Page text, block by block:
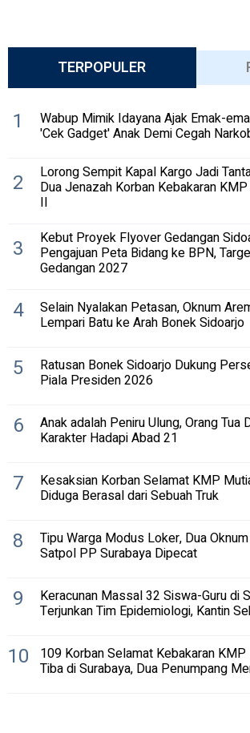
TERPOPULER
1 Wabup Mimik Idayana Ajak Emak-
'Cek Gadget' Anak Demi Cegah
2 Lorong Sempit Kapal Kargo Jadi
Dua Jenazah Korban Kebakaran
II
3 Kebut Proyek Flyover Gedangan
Pengajuan Peta Bidang ke BPN,
Gedangan 2027
4 Selain Nyalakan Petasan, Oknum
Lempari Batu ke Arah Bonek Sidoarjo
5 Ratusan Bonek Sidoarjo Dukung
Piala Presiden 2026
6 Anak adalah Peniru Ulung, Orang Tua
Karakter Hadapi Abad 21
7 Kesaksian Korban Selamat KMP
Diduga Berasal dari Sebuah Truk
8 Tipu Warga Modus Loker, Dua
Satpol PP Surabaya Dipecat
9 Keracunan Massal 32 Siswa-Guru di
Terjunkan Tim Epidemiologi, Kantin
10 109 Korban Selamat Kebakaran
Tiba di Surabaya, Dua Penumpang